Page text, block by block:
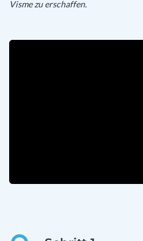
Visme zu erschaffen.